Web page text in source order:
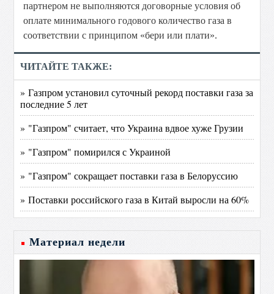
партнером не выполняются договорные условия об
оплате минимального годового количество газа в
соответствии с принципом «бери или плати».
ЧИТАЙТЕ ТАКЖЕ:
» Газпром установил суточный рекорд поставки газа за
последние 5 лет
» "Газпром" считает, что Украина вдвое хуже Грузии
» "Газпром" помирился с Украиной
» "Газпром" сокращает поставки газа в Белоруссию
» Поставки российского газа в Китай выросли на 60%
Материал недели